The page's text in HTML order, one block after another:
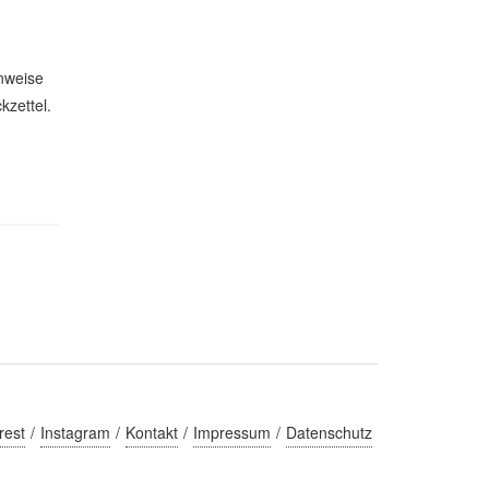
Instagram Kontakt Impressum Datenschutz